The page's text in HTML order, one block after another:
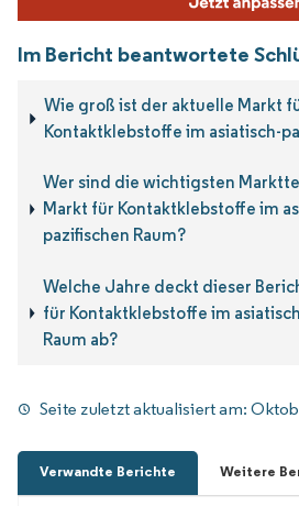
Im Bericht beantwortete
Wie groß ist der aktuelle Markt
Kontaktklebstoffe im asiatisch-
Wer sind die wichtigsten
Markt für Kontaktklebstoffe im
pazifischen Raum?
Welche Jahre deckt dieser
für Kontaktklebstoffe im
Raum ab?
Seite zuletzt aktualisiert am:
Verwandte Berichte Weitere